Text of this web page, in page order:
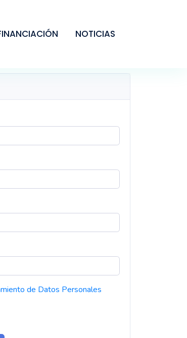
NOTICIAS